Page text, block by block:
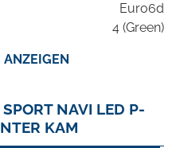
Euro6d
4 (Green)
NAVI LED P-
KAM